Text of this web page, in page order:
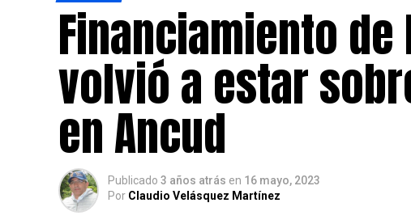
Financiamiento
volvió a estar
en Ancud
Publicado 3 años atrás en 16 mayo, 2023
Por Claudio Velásquez Martínez